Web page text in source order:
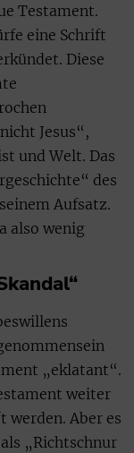
Testament.
eine Schrift
Diese
Jesus“,
und Welt. Das
des
Aufsatz.
also wenig
„eklatant“.
weiter
werden. Aber es
„Richtschnur